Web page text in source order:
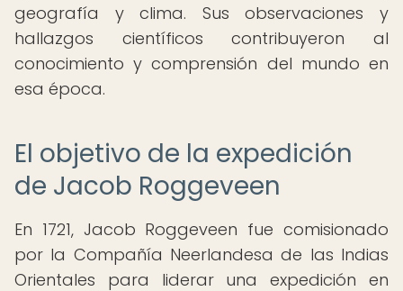
geografía y clima. Sus observaciones y
hallazgos científicos contribuyeron al
conocimiento y comprensión del mundo en
esa época.
El objetivo de la expedición
de Jacob Roggeveen
En 1721, Jacob Roggeveen fue comisionado
por la Compañía Neerlandesa de las Indias
Orientales para liderar una expedición en